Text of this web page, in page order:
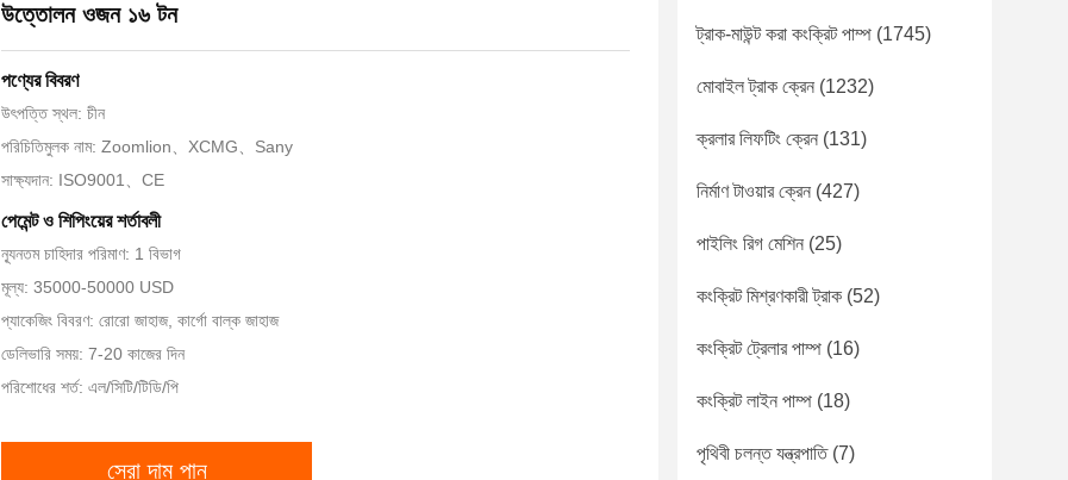
উত্তোলন ওজন ১৬ টন
পণ্যের বিবরণ
উৎপত্তি স্থল: চীন
পরিচিতিমুলক নাম: Zoomlion、XCMG、Sany
সাক্ষ্যদান: ISO9001、CE
পেমেন্ট ও শিপিংয়ের শর্তাবলী
ন্যূনতম চাহিদার পরিমাণ: 1 বিভাগ
মূল্য: 35000-50000 USD
প্যাকেজিং বিবরণ: রোরো জাহাজ, কার্গো বাল্ক জাহাজ
ডেলিভারি সময়: 7-20 কাজের দিন
পরিশোধের শর্ত: এল/সিটি/টিডি/পি
সেরা দাম পান
ট্রাক-মাউন্ট করা কংক্রিট পাম্প (1745)
মোবাইল ট্রাক ক্রেন (1232)
ক্রলার লিফটিং ক্রেন (131)
নির্মাণ টাওয়ার ক্রেন (427)
পাইলিং রিগ মেশিন (25)
কংক্রিট মিশ্রণকারী ট্রাক (52)
কংক্রিট ট্রেলার পাম্প (16)
কংক্রিট লাইন পাম্প (18)
পৃথিবী চলন্ত যন্ত্রপাতি(7)